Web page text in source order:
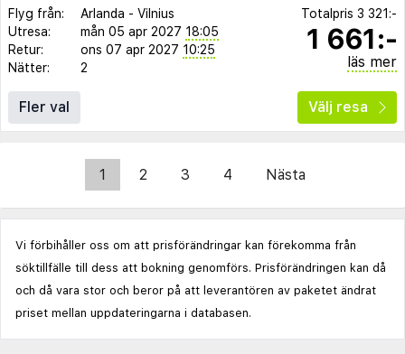
Flyg från: Arlanda - Vilnius
Utresa:
mån 05 apr 2027 18:05
Retur:
ons 07 apr 2027 10:25
Nätter:
2
Totalpris 3 321:-
1 661:-
läs mer
Fler val Välj resa
1 2 3 4 Nästa
Vi förbihåller oss om att prisförändringar kan förekomma från
söktillfälle till dess att bokning genomförs. Prisförändringen kan då
och då vara stor och beror på att leverantören av paketet ändrat
priset mellan uppdateringarna i databasen.